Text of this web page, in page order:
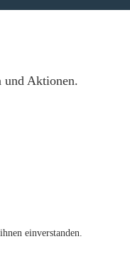
und Aktionen.
einverstanden.